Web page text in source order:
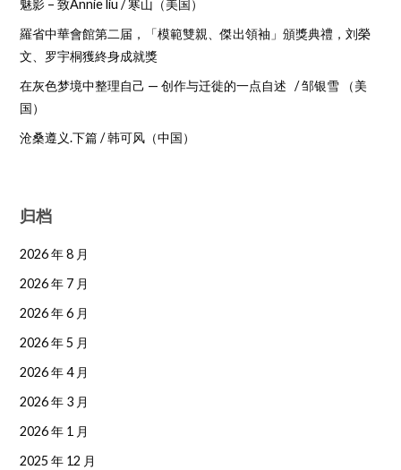
魅影 – 致Annie liu / 寒山（美国）
羅省中華會館第二届，「模範雙親、傑出領袖」頒獎典禮，刘榮
文、罗宇桐獲終身成就獎
在灰色梦境中整理自己 — 创作与迁徙的一点自述 / 邹银雪 （美
国）
沧桑遵义.下篇 / 韩可风（中国）
归档
2026 年 8 月
2026 年 7 月
2026 年 6 月
2026 年 5 月
2026 年 4 月
2026 年 3 月
2026 年 1 月
2025 年 12 月